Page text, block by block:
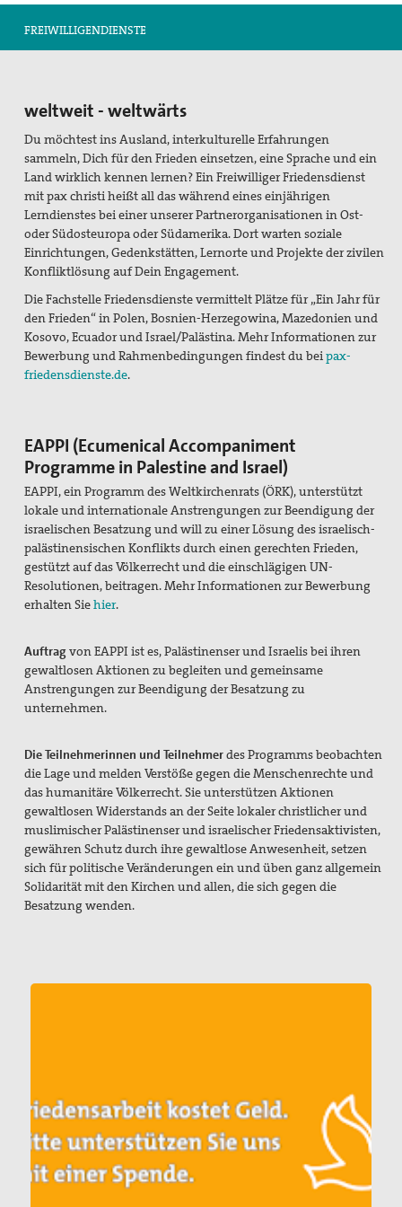
FREIWILLIGENDIENSTE
weltweit - weltwärts
Du möchtest ins Ausland, interkulturelle Erfahrungen
sammeln, Dich für den Frieden einsetzen, eine Sprache und ein
Land wirklich kennen lernen? Ein Freiwilliger Friedensdienst
mit pax christi heißt all das während eines einjährigen
Lerndienstes bei einer unserer Partnerorganisationen in Ost-
oder Südosteuropa oder Südamerika. Dort warten soziale
Einrichtungen, Gedenkstätten, Lernorte und Projekte der zivilen
Konfliktlösung auf Dein Engagement.
Die Fachstelle Friedensdienste vermittelt Plätze für „Ein Jahr für
den Frieden“ in Polen, Bosnien-Herzegowina, Mazedonien und
Kosovo, Ecuador und Israel/Palästina. Mehr Informationen zur
Bewerbung und Rahmenbedingungen findest du beipax-
friedensdienste.de.
EAPPI (Ecumenical Accompaniment
Programme in Palestine and Israel)
EAPPI, ein Programm des Weltkirchenrats (ÖRK), unterstützt
lokale und internationale Anstrengungen zur Beendigung der
israelischen Besatzung und will zu einer Lösung des israelisch-
palästinensischen Konflikts durch einen gerechten Frieden,
gestützt auf das Völkerrecht und die einschlägigen UN-
Resolutionen, beitragen. Mehr Informationen zur Bewerbung
erhalten Siehier.
Auftragvon EAPPI ist es, Palästinenser und Israelis bei ihren
gewaltlosen Aktionen zu begleiten und gemeinsame
Anstrengungen zur Beendigung der Besatzung zu
unternehmen.
Die Teilnehmerinnen und Teilnehmerdes Programms beobachten
die Lage und melden Verstöße gegen die Menschenrechte und
das humanitäre Völkerrecht. Sie unterstützen Aktionen
gewaltlosen Widerstands an der Seite lokaler christlicher und
muslimischer Palästinenser und israelischer Friedensaktivisten,
gewähren Schutz durch ihre gewaltlose Anwesenheit, setzen
sich für politische Veränderungen ein und üben ganz allgemein
Solidarität mit den Kirchen und allen, die sich gegen die
Besatzung wenden.